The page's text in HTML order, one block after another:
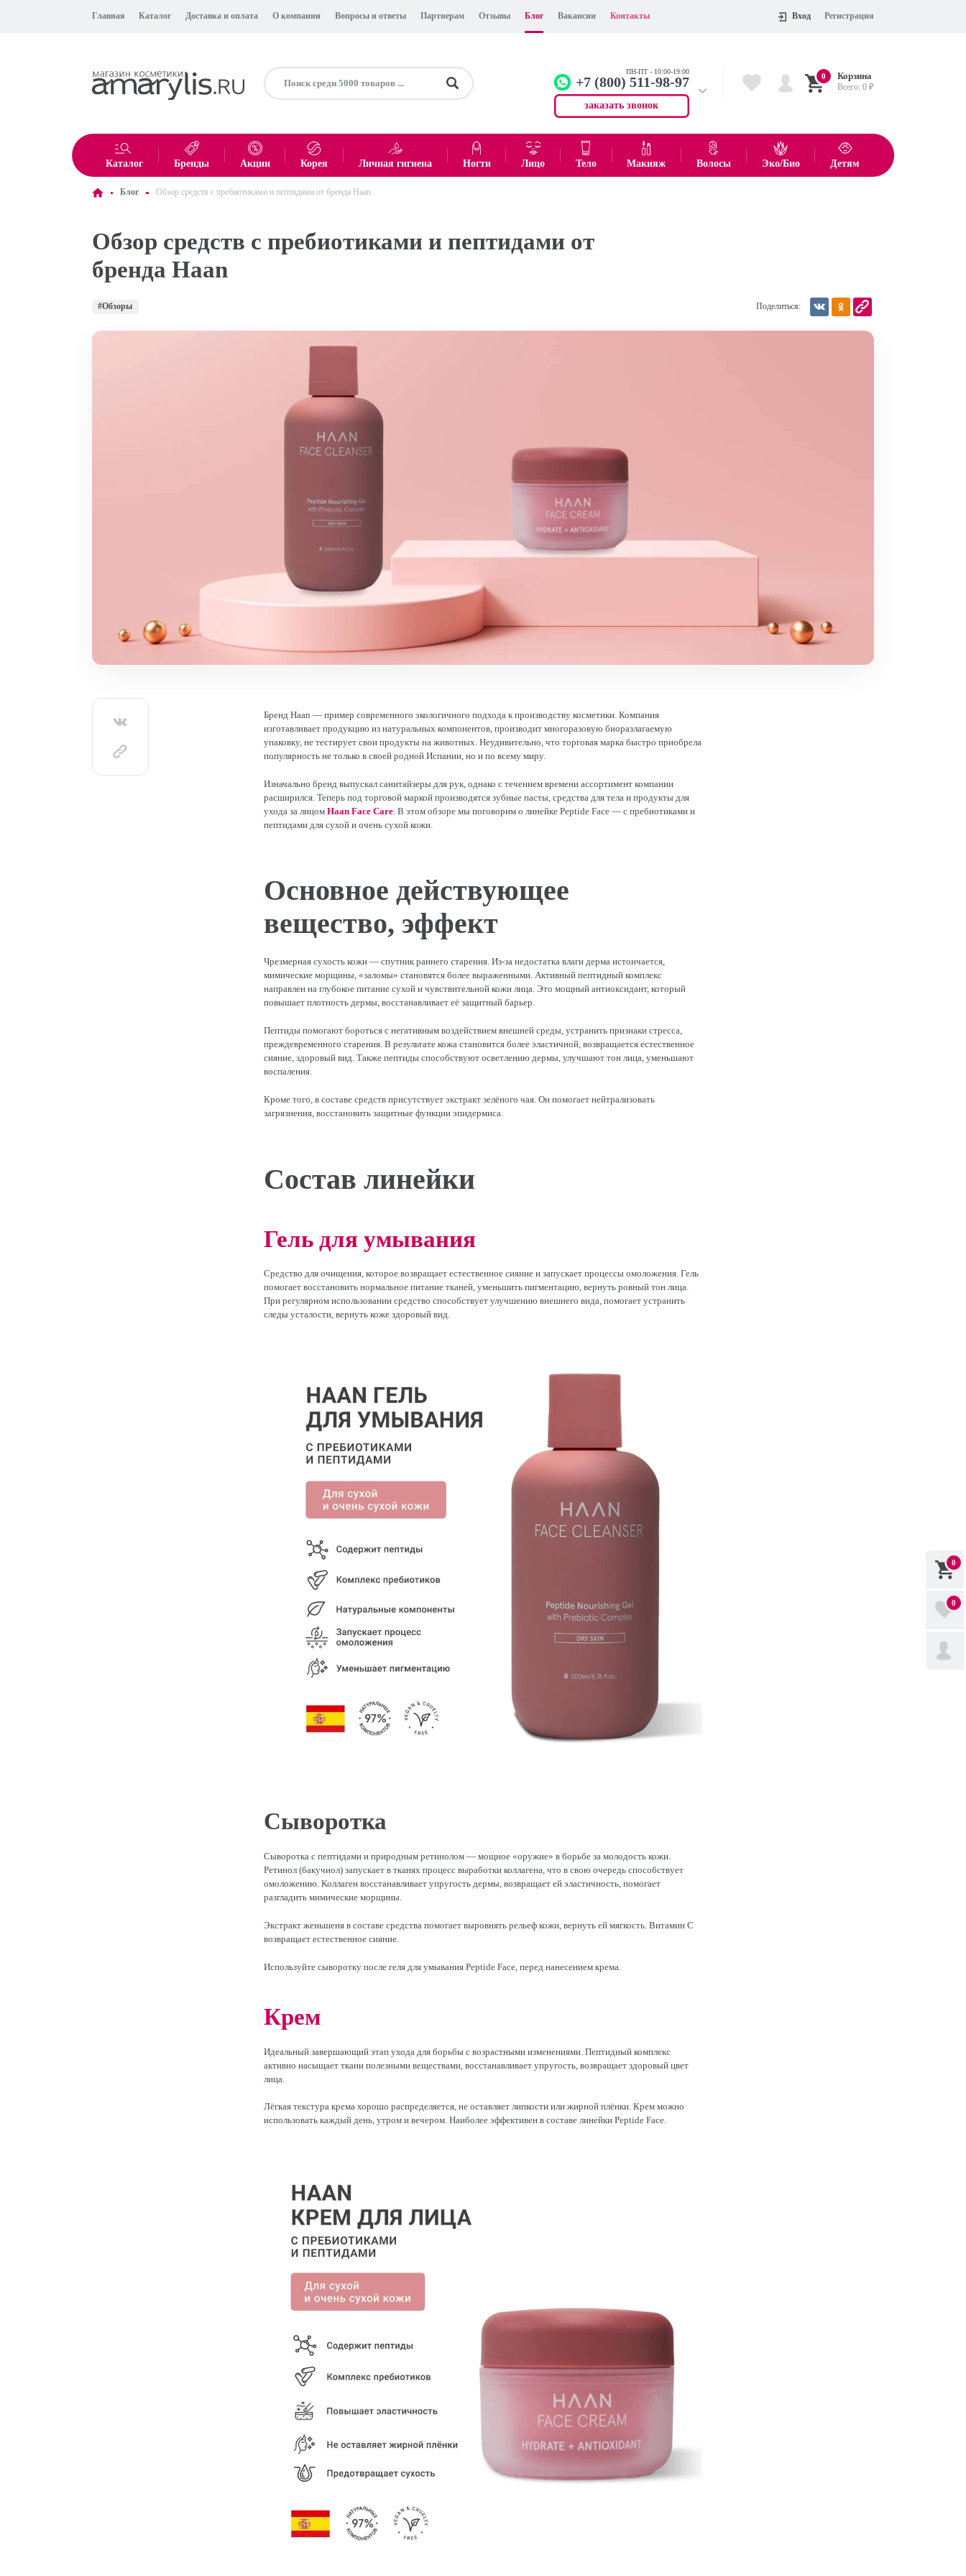
Главная Каталог Доставка и оплата О компании Вопросы и ответы Партнерам Отзывы Блог Вакансии Контакты Вход Регистрация
ПН-ПТ - 10:00-19:00
+7 (800) 511-98-97
заказать звонок
Офис +7 (499) 704-55-75
0 Корзина
Всего:0 ₽
показать все товары
Каталог Бренды Акции Корея Личная гигиена Ногти Лицо Тело Макияж Волосы Эко/Био Детям
0
0
Блог Обзор средств с пребиотиками и пептидами от бренда Haan
Обзор средств с пребиотиками и пептидами от
бренда Haan
#Обзоры Поделиться:
Бренд Haan — пример современного экологичного подхода к производству косметики. Компания
изготавливает продукцию из натуральных компонентов, производит многоразовую биоразлагаемую
упаковку, не тестирует свои продукты на животных. Неудивительно, что торговая марка быстро приобрела
популярность не только в своей родной Испании, но и по всему миру.
Изначально бренд выпускал санитайзеры для рук, однако с течением времени ассортимент компании
расширился. Теперь под торговой маркой производятся зубные пасты, средства для тела и продукты для
ухода за лицом Haan Face Care. В этом обзоре мы поговорим о линейке Peptide Face — с пребиотиками и
пептидами для сухой и очень сухой кожи.
Основное действующее
вещество, эффект
Чрезмерная сухость кожи — спутник раннего старения. Из-за недостатка влаги дерма истончается,
мимические морщины, «заломы» становятся более выраженными. Активный пептидный комплекс
направлен на глубокое питание сухой и чувствительной кожи лица. Это мощный антиоксидант, который
повышает плотность дермы, восстанавливает её защитный барьер.
Пептиды помогают бороться с негативным воздействием внешней среды, устранить признаки стресса,
преждевременного старения. В результате кожа становится более эластичной, возвращается естественное
сияние, здоровый вид. Также пептиды способствуют осветлению дермы, улучшают тон лица, уменьшают
воспаления.
Кроме того, в составе средств присутствует экстракт зелёного чая. Он помогает нейтрализовать
загрязнения, восстановить защитные функции эпидермиса.
Состав линейки
Гель для умывания
Средство для очищения, которое возвращает естественное сияние и запускает процессы омоложения. Гель
помогает восстановить нормальное питание тканей, уменьшить пигментацию, вернуть ровный тон лица.
При регулярном использовании средство способствует улучшению внешнего вида, помогает устранить
следы усталости, вернуть коже здоровый вид.
Сыворотка
Сыворотка с пептидами и природным ретинолом — мощное «оружие» в борьбе за молодость кожи.
Ретинол (бакучиол) запускает в тканях процесс выработки коллагена, что в свою очередь способствует
омоложению. Коллаген восстанавливает упругость дермы, возвращает ей эластичность, помогает
разгладить мимические морщины.
Экстракт женьшеня в составе средства помогает выровнять рельеф кожи, вернуть ей мягкость. Витамин С
возвращает естественное сияние.
Используйте сыворотку после геля для умывания Peptide Face, перед нанесением крема.
Крем
Идеальный завершающий этап ухода для борьбы с возрастными изменениями. Пептидный комплекс
активно насыщает ткани полезными веществами, восстанавливает упругость, возвращает здоровый цвет
лица.
Лёгкая текстура крема хорошо распределяется, не оставляет липкости или жирной плёнки. Крем можно
использовать каждый день, утром и вечером. Наиболее эффективен в составе линейки Peptide Face.